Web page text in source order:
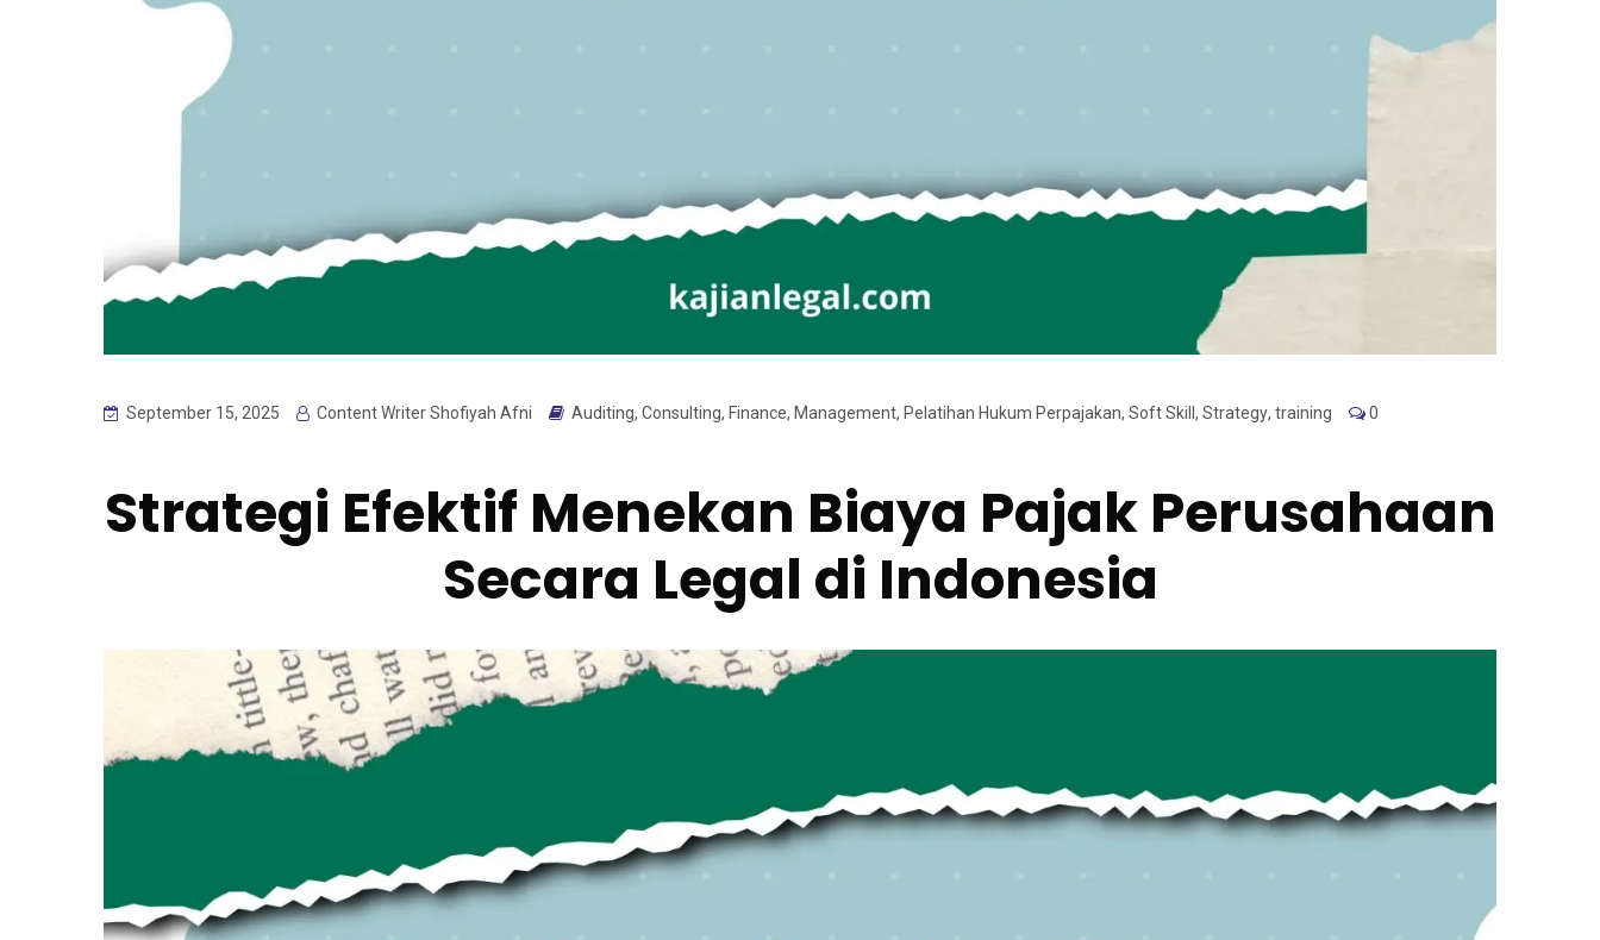
September 15, 2025 Content Writer Shofiyah Afni Auditing, Consulting, Finance, Management, Pelatihan Hukum Perpajakan, Soft Skill , Strategy, training 0
Strategi Efektif Menekan Biaya Pajak Perusahaan
Secara Legal di Indonesia